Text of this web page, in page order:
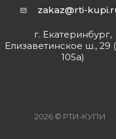
zakaz@rti-
г. Екатеринбург,
Елизаветинское ш., 29
105а)
2026 © РТИ-КУПИ